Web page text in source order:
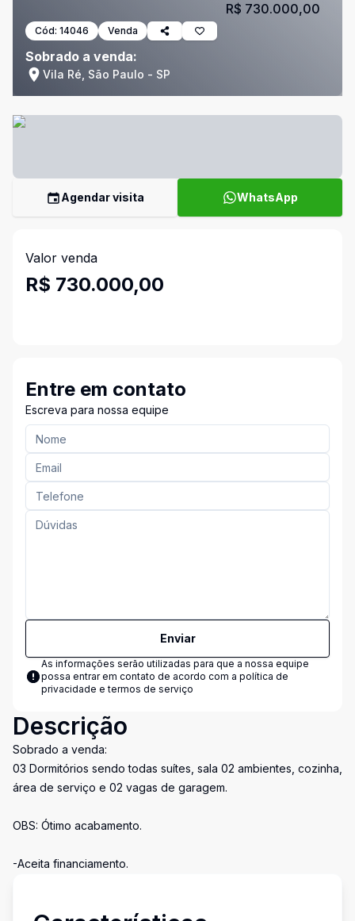
Cód: 14046 Venda
Sobrado a venda:
Vila Ré, São Paulo - SP
R$ 730.000,00
Agendar visita WhatsApp
Valor venda
R$ 730.000,00
Entre em contato
Escreva para nossa equipe
Enviar
As informações serão utilizadas para que a nossa equipe
possa entrar em contato de acordo com a política de
privacidade e termos de serviço
Descrição
Sobrado a venda:
03 Dormitórios sendo todas suítes, sala 02 ambientes, cozinha,
área de serviço e 02 vagas de garagem.
OBS: Ótimo acabamento.
-Aceita financiamento.